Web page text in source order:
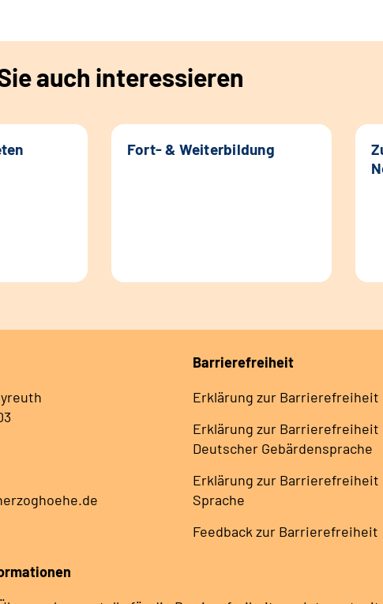
auch interessieren
Fort- & Weiterbildung
Barrierefreiheit
Erklärung zur Barrierefreiheit
Erklärung zur Barrierefreiheit
Deutscher Gebärdensprache
Erklärung zur
Sprache
Feedback zur Barrierefreiheit